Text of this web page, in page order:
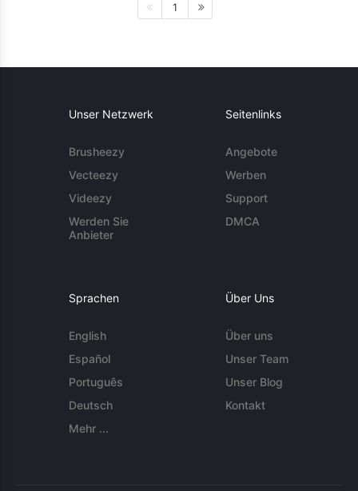
1
Unser Netzwerk
Brusheezy
Vecteezy
Videezy
Werden Sie
Anbieter
Seitenlinks
Angebote
Werben
Support
DMCA
Sprachen
English
Español
Português
Deutsch
Mehr ...
Über Uns
Über uns
Unser Team
Unser Blog
Kontakt